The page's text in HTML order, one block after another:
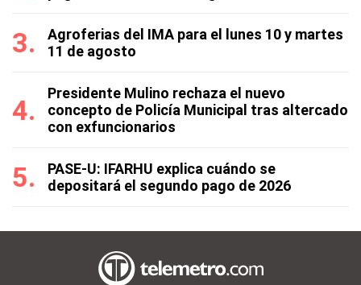
Agroferias del IMA para el lunes 10 y martes
11 de agosto
Presidente Mulino rechaza el nuevo
concepto de Policía Municipal tras altercado
con exfuncionarios
PASE-U: IFARHU explica cuándo se
depositará el segundo pago de 2026